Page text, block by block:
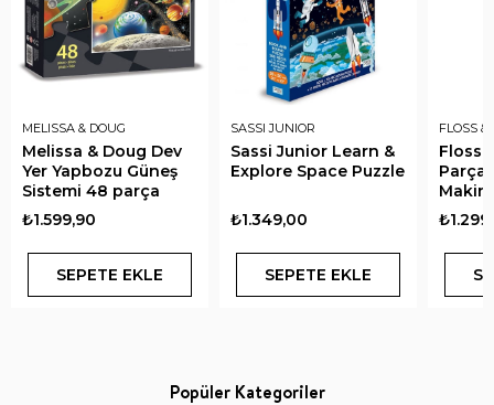
MELISSA & DOUG
Melissa & Doug Dev
Yer Yapbozu Güneş
Sistemi 48 parça
₺1.599,90
SEPETE EKLE
SASSI JUNIOR
Sassi Junior Learn &
Explore Space Puzzle
₺1.349,00
SEPETE EKLE
FLOSS &
Floss
Parça
Boz
Popüler Kategoriler